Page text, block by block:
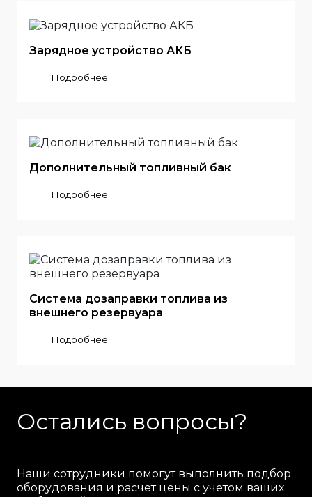
Зарядное устройство АКБ
Подробнее
Дополнительный топливный бак
Подробнее
Система дозаправки топлива из
внешнего резервуара
Подробнее
Остались вопросы?
Наши сотрудники помогут выполнить подбор
оборудования и расчет цены с учетом ваших